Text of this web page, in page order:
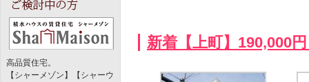
高品質住宅。
【シャーメゾン】【シャーウ
新着【上町】